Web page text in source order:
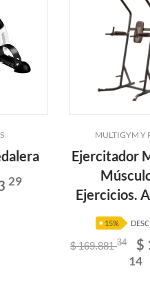
29
MULTIGYM Y
Ejercitador
Ejercicios.
15%
$ 169.88134 $
14